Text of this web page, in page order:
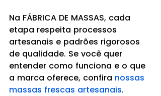
Na FÁBRICA DE MASSAS, cada
etapa respeita processos
artesanais e padrões rigorosos
de qualidade. Se você quer
entender como funciona e o que
a marca oferece, confira nossas
massas frescas artesanais.